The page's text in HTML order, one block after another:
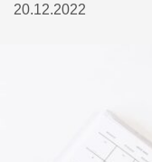
20.12.2022